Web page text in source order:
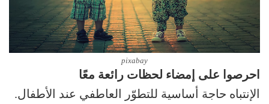
pixabay
احرصوا على إمضاء لحظات رائعة معًا
الإنتباه حاجة أساسية للتطوّر العاطفي عند الأطفال.